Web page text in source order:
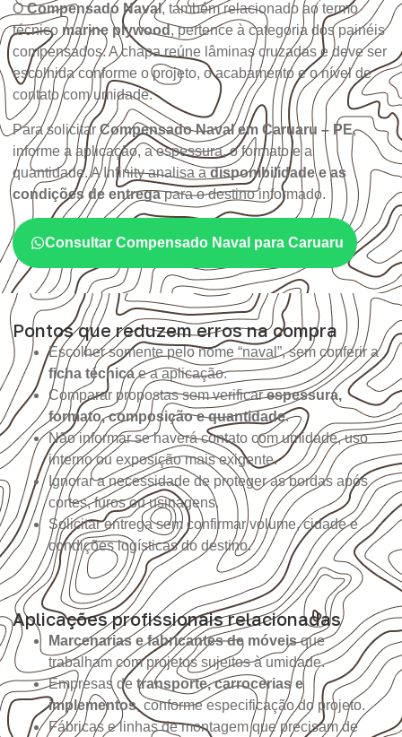
OCompensado Naval, também relacionado ao termo
técnico marine plywood, pertence à categoria dos painéis
compensados. A chapa reúne lâminas cruzadas e deve ser
escolhida conforme o projeto, o acabamento e o nível de
contato com umidade.
Para solicitar Compensado Naval em Caruaru – PE,
informe a aplicação, a espessura, o formato e a
quantidade. A Infinity analisa adisponibilidade e as
condições de entregapara o destino informado.
Consultar Compensado Naval para Caruaru
Pontos que reduzem erros na compra
Escolher somente pelo nome “naval”, sem conferir a
ficha técnicae a aplicação.
Comparar propostas sem verificarespessura,
formato, composição e quantidade.
Não informar se haverá contato com umidade, uso
interno ou exposição mais exigente.
Ignorar a necessidade de proteger as bordas após
cortes, furos ou usinagens.
Solicitar entrega sem confirmar volume, cidade e
condições logísticas do destino.
Aplicações profissionais relacionadas
Marcenarias e fabricantes de móveisque
trabalham com projetos sujeitos à umidade.
Empresas de transporte, carrocerias e
implementos, conforme especificação do projeto.
Fábricas e linhas de montagem que precisam de